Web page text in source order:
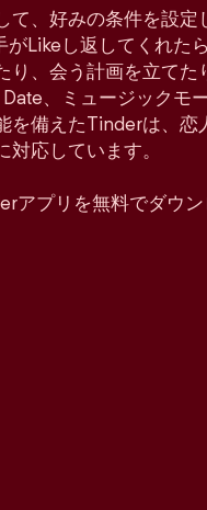
て、好みの条件を設定
がLikeし返してくれた
り、会う計画を立てた
、ミュージックモ
を備えたTinderは、
応しています。
アプリを無料でダウン